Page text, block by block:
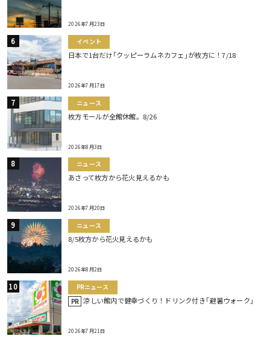
2026年7月23日
イベント
日本で1台だけ｢クッピーラムネカフェ｣が枚方に！7/18
2026年7月17日
ニュース
枚方モールが全館休館。8/26
2026年8月3日
ニュース
あさって枚方から花火見えるかも
2026年7月20日
ニュース
8/5枚方から花火見えるかも
2026年8月2日
PRニュース
PR 涼しい館内で健幸づくり！ドリンク付き｢避暑ウォーク｣
2026年7月21日